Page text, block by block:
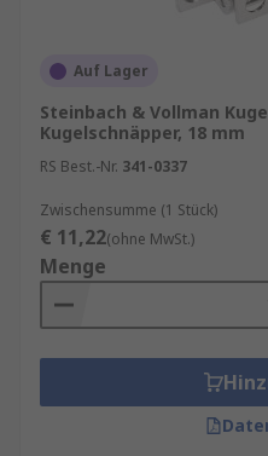
Auf Lager
Steinbach & Vollman
Kugelschnäpper, 18 mm
RS Best.-Nr. 341-0337
Zwischensumme (1 Stück)
€ 11,22(ohne MwSt.)
Menge